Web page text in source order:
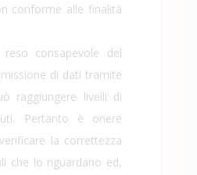
conforme alle finalità
reso consapevole del
di dati tramite
raggiungere livelli di
Pertanto è onere
la correttezza
che lo riguardano ed,